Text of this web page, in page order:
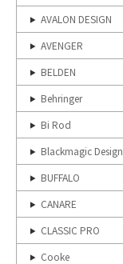
AVALON DESIGN
AVENGER
BELDEN
Behringer
Bi Rod
Blackmagic Design
BUFFALO
CANARE
CLASSIC PRO
Cooke